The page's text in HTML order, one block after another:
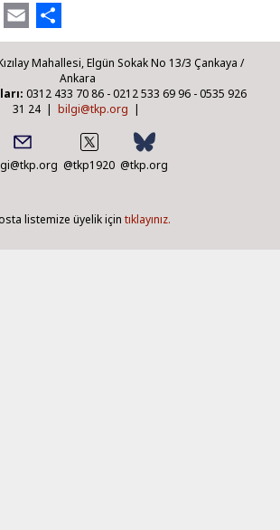
PocketEmail
Mahallesi, Elgün Sokak No 13/3 Çankaya /
Ankara
0312 433 70 86 - 0212 533 69 96 - 0535 926
31 24 | bilgi@tkp.org |
@tkp1920 @tkp.org
listemize üyelik için tıklayınız.